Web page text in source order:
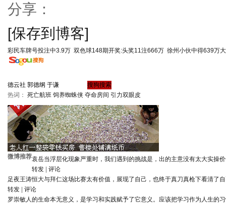
分享：
[保存到博客]
彩民车牌号投注中3.9万 双色球148期开奖:头奖11注666万 徐州小伙中得639万
热词： 死亡航班 饲养蜘蛛侠 夺命房间 引力双眼皮
微博推荐袁岳当浮层化现象严重时，我们遇到的挑战是，出的主意没有太大实操
转发
评论
足夜王涛恒大与拜仁这场比赛太有价值，展现了自己，也终于真刀真枪下看清了
转发
评论
罗崇敏人的生命本无意义，是学习和实践赋予了它意义。应该把学习作为人生的